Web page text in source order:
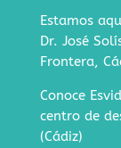
Estamos
Dr. José
Frontera,
Conoce
centro de
(Cádiz)